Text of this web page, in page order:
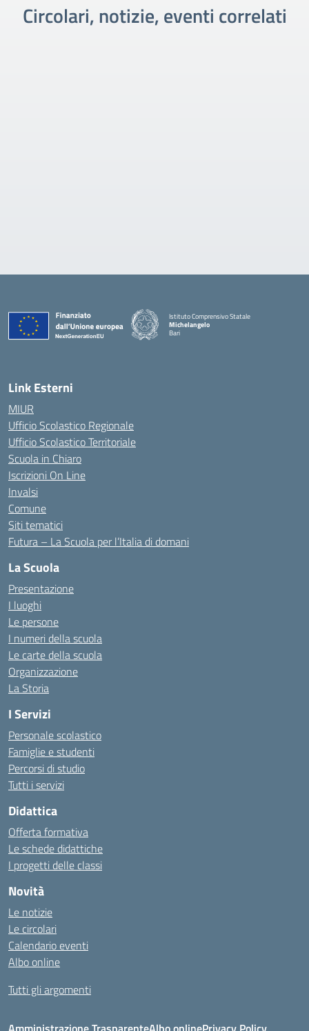
Circolari, notizie, eventi correlati
Istituto Comprensivo Statale
Michelangelo
Bari
Link Esterni
MIUR
Ufficio Scolastico Regionale
Ufficio Scolastico Territoriale
Scuola in Chiaro
Iscrizioni On Line
Invalsi
Comune
Siti tematici
Futura – La Scuola per l’Italia di domani
La Scuola
Presentazione
I luoghi
Le persone
I numeri della scuola
Le carte della scuola
Organizzazione
La Storia
I Servizi
Personale scolastico
Famiglie e studenti
Percorsi di studio
Tutti i servizi
Didattica
Offerta formativa
Le schede didattiche
I progetti delle classi
Novità
Le notizie
Le circolari
Calendario eventi
Albo online
Tutti gli argomenti